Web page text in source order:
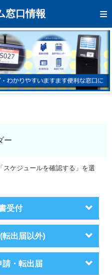
窓口情報
ー
スケジュールを確認する」を選
受付
転出届以外)
請・転出届